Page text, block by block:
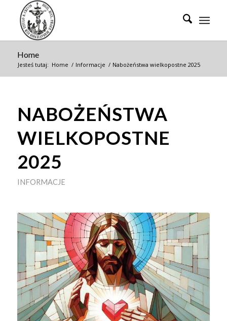
Home
Jesteś tutaj: Home / Informacje / Nabożeństwa wielkopostne 2025
NABOŻEŃSTWA
WIELKOPOSTNE
2025
INFORMACJE